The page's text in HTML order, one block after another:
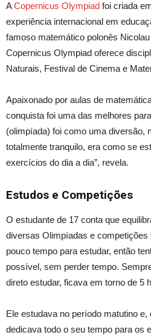
ACopernicus Olympiad foi criada
experiência internacional em
famoso matemático polonês
Copernicus Olympiad oferece
Naturais, Festival de Cinema e
Apaixonado por aulas de
conquista foi uma das melhores
(olimpíada) foi como uma diversão,
totalmente tranquilo, era como se
exercícios do dia a dia”, revela.
Estudos e Competições
O estudante de 17 conta que
diversas Olimpíadas e competições
pouco tempo para estudar, então
possível, sem perder tempo.
direto estudar, ficava em torno de 5
Ele estudava no período matutino
dedicava todo o seu tempo para os